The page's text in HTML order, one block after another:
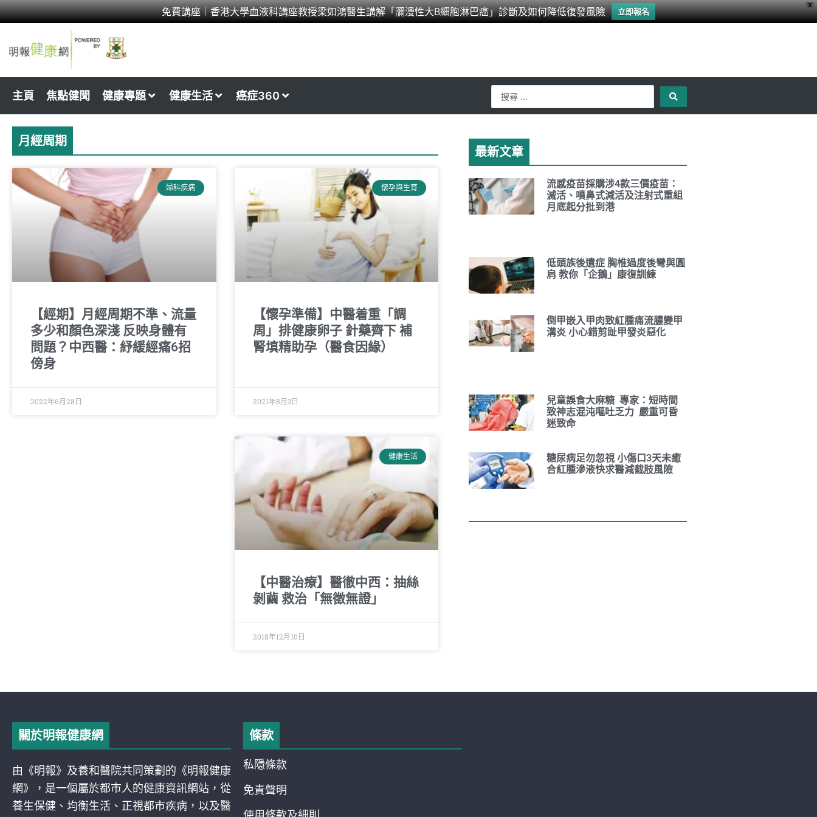
X
免費講座｜香港大學血液科講座教授梁如鴻醫生講解「瀰漫性大B細胞淋巴癌」診斷及如何降低復發風險 立即報名
Skip
to
content
主頁 焦點健聞 健康專題 健康生活 癌症360
Search
...
月經周期
婦科疾病
【經期】月經周期不準、流量
多少和顏色深淺 反映身體有
問題？中西醫：紓緩經痛6招
傍身
2022年6月28日
懷孕與生育
【懷孕準備】中醫着重「調
周」排健康卵子 針藥齊下 補
腎填精助孕（醫食因緣）
2021年8月3日
健康生活
【中醫治療】醫徹中西：抽絲
剝繭 救治「無徵無證」
2018年12月10日
最新文章
流感疫苗採購涉4款三價疫苗：
滅活、噴鼻式減活及注射式重組
月底起分批到港
低頭族後遺症 胸椎過度後彎與圓
肩 教你「企鵝」康復訓練
倒甲嵌入甲肉致紅腫痛流膿變甲
溝炎 小心錯剪趾甲發炎惡化
兒童誤食大麻糖 專家：短時間
致神志混沌嘔吐乏力 嚴重可昏
迷致命
糖尿病足勿忽視 小傷口3天未癒
合紅腫滲液快求醫減截肢風險
關於明報健康網
由《明報》及養和醫院共同策劃的《明報健康
網》，是一個屬於都巿人的健康資訊網站，從
養生保健、均衡生活、正視都巿疾病，以及醫
條款
私隱條款
免責聲明